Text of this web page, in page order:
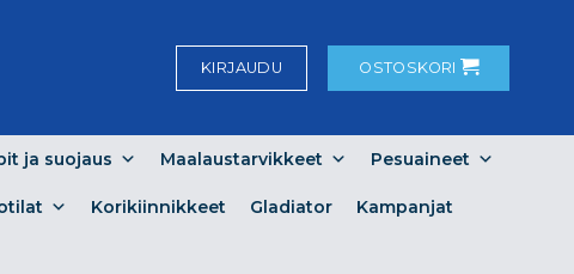
KIRJAUDU OSTOSKORI
ja suojaus Maalaustarvikkeet Pesuaineet
Korikiinnikkeet Gladiator Kampanjat